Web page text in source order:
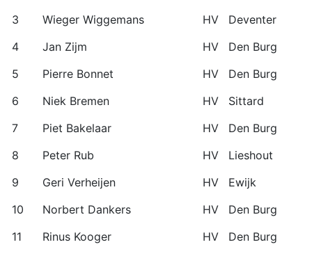
3
Wieger Wiggemans HV
Deventer
4
Jan Zijm HV
Den Burg
5
Pierre Bonnet HV
Den Burg
6
Niek Bremen HV
Sittard
7
Piet Bakelaar HV
Den Burg
8
Peter Rub HV
Lieshout
9
Geri Verheijen HV
Ewijk
10
Norbert Dankers HV
Den Burg
11
Rinus Kooger HV
Den Burg